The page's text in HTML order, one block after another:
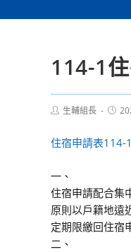
114-1
Post生輔組長
Post
住宿申請表114-1
一、
住宿申請配合集
原則以戶籍地遠
定期限繳回住宿
二、